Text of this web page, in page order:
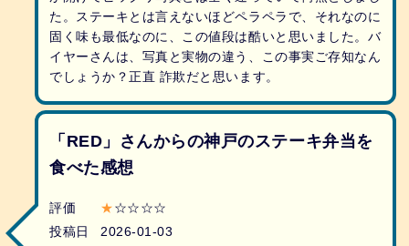
た。ステーキとは言えないほどペラペラで、それなのに
固く味も最低なのに、この値段は酷いと思いました。バ
イヤーさんは、写真と実物の違う、この事実ご存知なん
でしょうか？正直 詐欺だと思います。
「RED」さんからの神戸のステーキ弁当を
食べた感想
評価 ★☆☆☆☆
投稿日
2026-01-03